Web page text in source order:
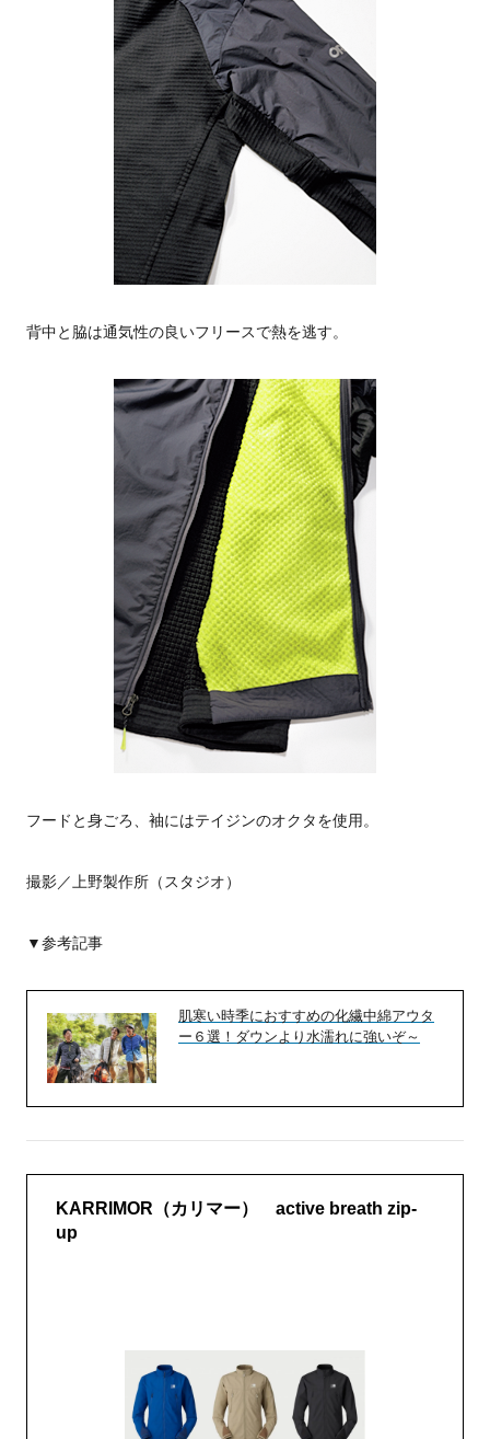
背中と脇は通気性の良いフリースで熱を逃す。
フードと身ごろ、袖にはテイジンのオクタを使用。
撮影／上野製作所（スタジオ）
▼参考記事
肌寒い時季におすすめの化繊中綿アウタ
ー６選！ダウンより水濡れに強いぞ～
KARRIMOR（カリマー） active breath zip-
up